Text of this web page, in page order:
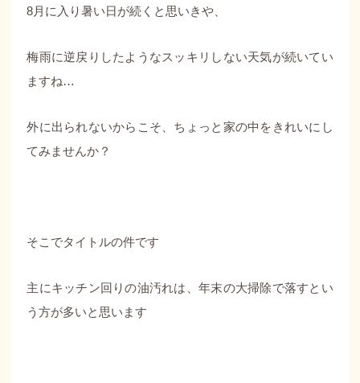
8月に入り暑い日が続くと思いきや、
梅雨に逆戻りしたようなスッキリしない天気が続いてい
ますね…
外に出られないからこそ、ちょっと家の中をきれいにし
てみませんか？
そこでタイトルの件です
主にキッチン回りの油汚れは、年末の大掃除で落すとい
う方が多いと思います